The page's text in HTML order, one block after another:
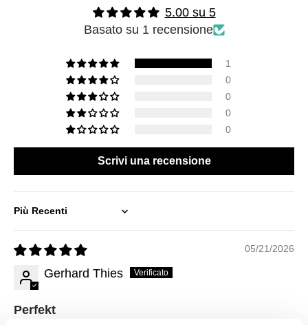
5.00 su 5
Basato su 1 recensione
1
0
0
0
0
Scrivi una recensione
Sort by
05/21/2026
Gerhard Thies
Perfekt